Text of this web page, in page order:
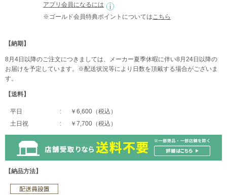
アプリ会員になるには
※ゴールド会員特典ポイントについては こちら
【納期】
8月4日以降のご注文につきましては、メーカー夏季休暇に伴い8月24日以降の
お届けを予定しています。※配送状況等により日数を頂戴する場合がございま
す。
【送料】
平日
￥6,600（税込）
土日祝
￥7,700（税込）
【納品方法】